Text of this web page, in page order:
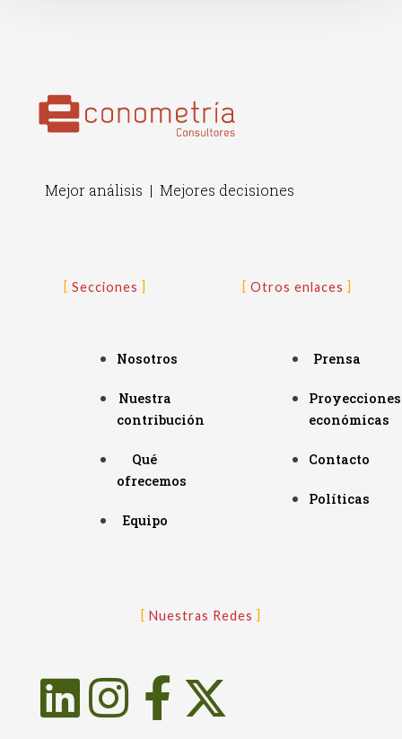
Mejor análisis | Mejores decisiones
Secciones
Nosotros
Nuestra
contribución
Qué
ofrecemos
Equipo
Otros enlaces
Prensa
Proyecciones
económicas
Contacto
Políticas
Nuestras Redes